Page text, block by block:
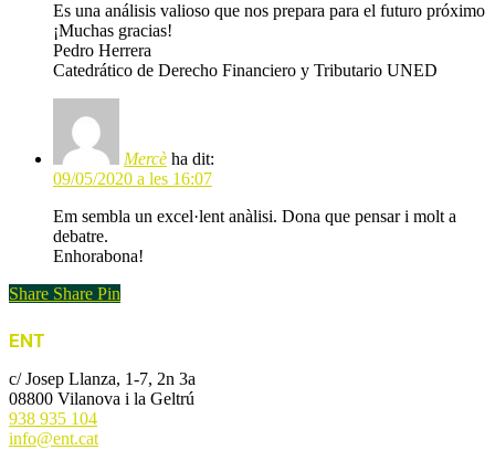
Es una análisis valioso que nos prepara para el futuro próximo
¡Muchas gracias!
Pedro Herrera
Catedrático de Derecho Financiero y Tributario UNED
Mercè ha dit:
09/05/2020 a les 16:07
Em sembla un excel·lent anàlisi. Dona que pensar i molt a
debatre.
Enhorabona!
Share Share Pin
ENT
c/ Josep Llanza, 1-7, 2n 3a
08800 Vilanova i la Geltrú
938 935 104
info@ent.cat